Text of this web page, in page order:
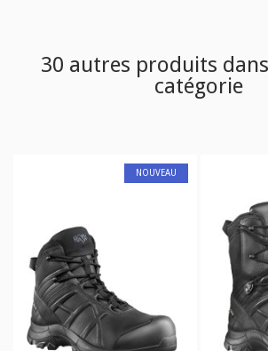
30 autres produits
catégorie
NOUVEAU